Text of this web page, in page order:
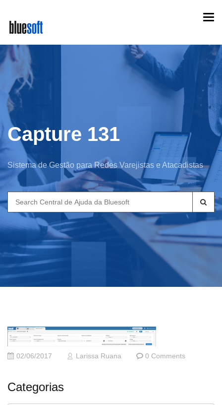
main
content
Capture 131
Sistema de Gestão para Redes Varejistas e Atacadistas
Search
for:
02/06/2017 Larissa Ruana 0 Comments
Categorias